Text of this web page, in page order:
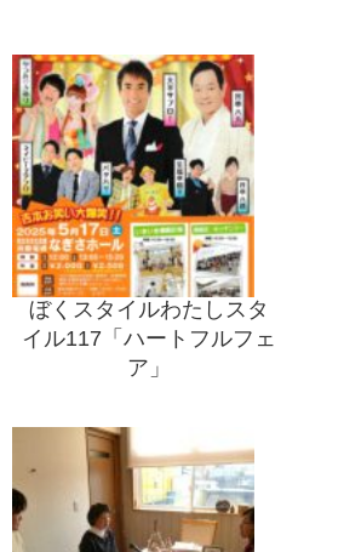
ぼくスタイルわたしスタ
イル117「ハートフルフェ
ア」